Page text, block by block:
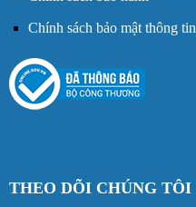
Chính sách bảo mật thông tin
THEO DÕI CHÚNG TÔI